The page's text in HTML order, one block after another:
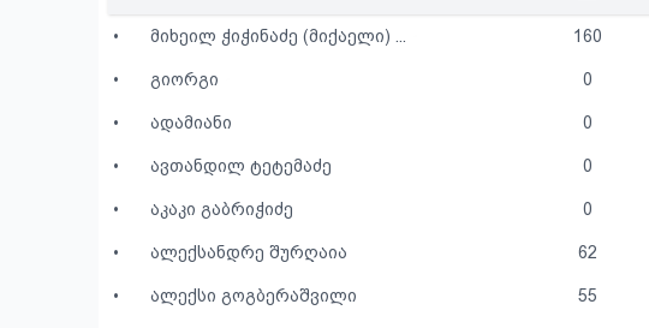
• მიხეილ ჭიჭინაძე (მიქაელი) ... 160
• გიორგი 0
• ადამიანი 0
• ავთანდილ ტეტემაძე 0
• აკაკი გაბრიჭიძე 0
• ალექსანდრე შურღაია 62
• ალექსი გოგბერაშვილი 55